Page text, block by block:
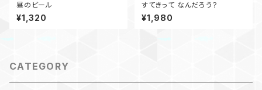
昼のビール
¥1,320
すてきって なんだろう？
¥1,980
CATEGORY